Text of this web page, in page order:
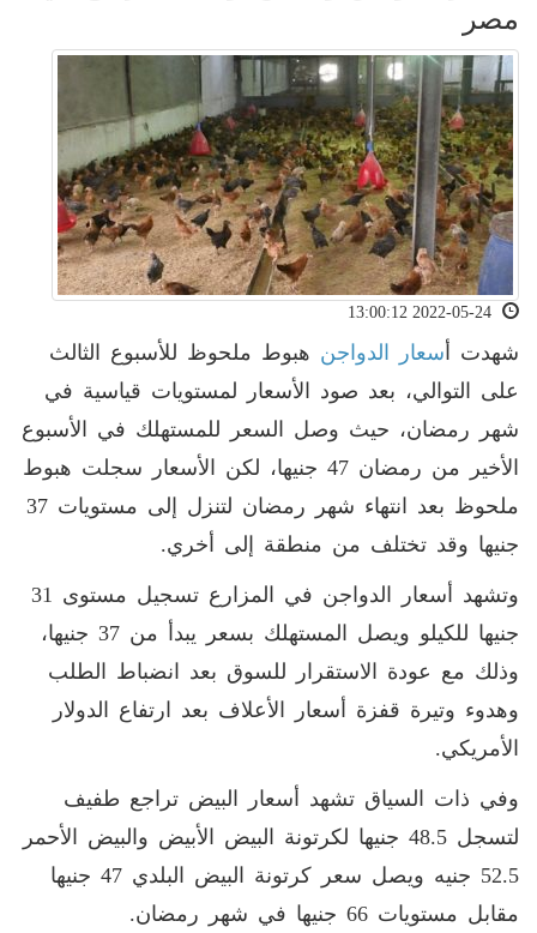
مصر
شهدت أسعار الدواجن هبوط ملحوظ للأسبوع الثالث
على التوالي، بعد صود الأسعار لمستويات قياسية في
شهر رمضان، حيث وصل السعر للمستهلك في الأسبوع
الأخير من رمضان 47 جنيها، لكن الأسعار سجلت هبوط
ملحوظ بعد انتهاء شهر رمضان لتنزل إلى مستويات 37
جنيها وقد تختلف من منطقة إلى أخري.
وتشهد أسعار الدواجن في المزارع تسجيل مستوى 31
جنيها للكيلو ويصل المستهلك بسعر يبدأ من 37 جنيها،
وذلك مع عودة الاستقرار للسوق بعد انضباط الطلب
وهدوء وتيرة قفزة أسعار الأعلاف بعد ارتفاع الدولار
الأمريكي.
وفي ذات السياق تشهد أسعار البيض تراجع طفيف
لتسجل 48.5 جنيها لكرتونة البيض الأبيض والبيض الأحمر
52.5 جنيه ويصل سعر كرتونة البيض البلدي 47 جنيها
مقابل مستويات 66 جنيها في شهر رمضان.